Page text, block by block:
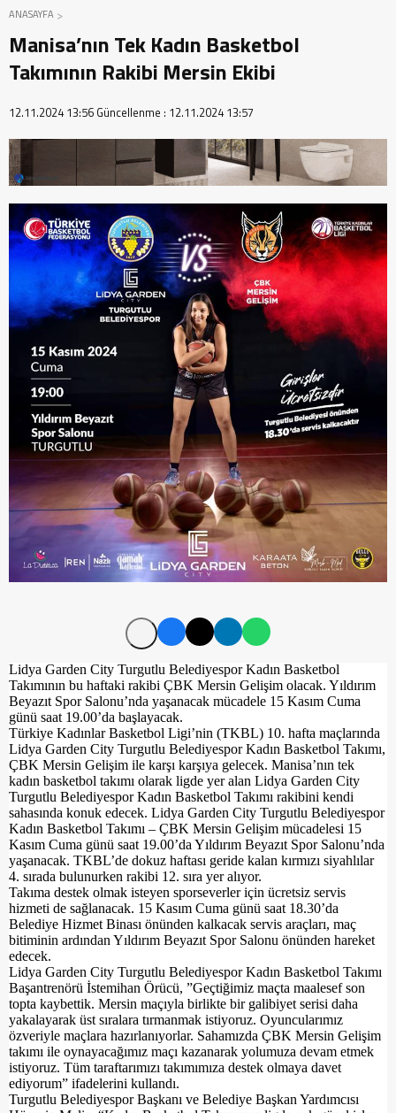
ANASAYFA
Manisa’nın Tek Kadın Basketbol
Takımının Rakibi Mersin Ekibi
12.11.2024 13:56 Güncellenme : 12.11.2024 13:57
Lidya Garden City Turgutlu Belediyespor Kadın Basketbol
Takımının bu haftaki rakibi ÇBK Mersin Gelişim olacak. Yıldırım
Beyazıt Spor Salonu’nda yaşanacak mücadele 15 Kasım Cuma
günü saat 19.00’da başlayacak.
Türkiye Kadınlar Basketbol Ligi’nin (TKBL) 10. hafta maçlarında
Lidya Garden City Turgutlu Belediyespor Kadın Basketbol Takımı,
ÇBK Mersin Gelişim ile karşı karşıya gelecek. Manisa’nın tek
kadın basketbol takımı olarak ligde yer alan Lidya Garden City
Turgutlu Belediyespor Kadın Basketbol Takımı rakibini kendi
sahasında konuk edecek. Lidya Garden City Turgutlu Belediyespor
Kadın Basketbol Takımı – ÇBK Mersin Gelişim mücadelesi 15
Kasım Cuma günü saat 19.00’da Yıldırım Beyazıt Spor Salonu’nda
yaşanacak. TKBL’de dokuz haftası geride kalan kırmızı siyahlılar
4. sırada bulunurken rakibi 12. sıra yer alıyor.
Takıma destek olmak isteyen sporseverler için ücretsiz servis
hizmeti de sağlanacak. 15 Kasım Cuma günü saat 18.30’da
Belediye Hizmet Binası önünden kalkacak servis araçları, maç
bitiminin ardından Yıldırım Beyazıt Spor Salonu önünden hareket
edecek.
Lidya Garden City Turgutlu Belediyespor Kadın Basketbol Takımı
Başantrenörü İstemihan Örücü, ”Geçtiğimiz maçta maalesef son
topta kaybettik. Mersin maçıyla birlikte bir galibiyet serisi daha
yakalayarak üst sıralara tırmanmak istiyoruz. Oyuncularımız
özveriyle maçlara hazırlanıyorlar. Sahamızda ÇBK Mersin Gelişim
takımı ile oynayacağımız maçı kazanarak yolumuza devam etmek
istiyoruz. Tüm taraftarımızı takımımıza destek olmaya davet
ediyorum” ifadelerini kullandı.
Turgutlu Belediyespor Başkanı ve Belediye Başkan Yardımcısı